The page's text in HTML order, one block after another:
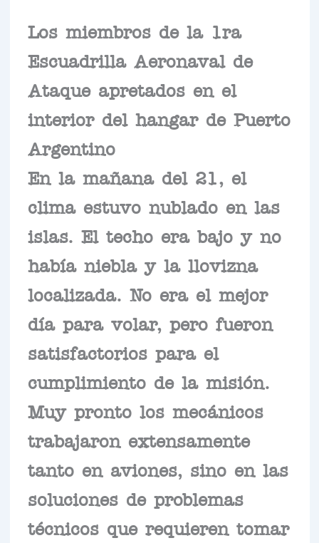
Los miembros de la 1ra
Escuadrilla Aeronaval de
Ataque apretados en el
interior del hangar de Puerto
Argentino
En la mañana del 21, el
clima estuvo nublado en las
islas. El techo era bajo y no
había niebla y la llovizna
localizada. No era el mejor
día para volar, pero fueron
satisfactorios para el
cumplimiento de la misión.
Muy pronto los mecánicos
trabajaron extensamente
tanto en aviones, sino en las
soluciones de problemas
técnicos que requieren tomar